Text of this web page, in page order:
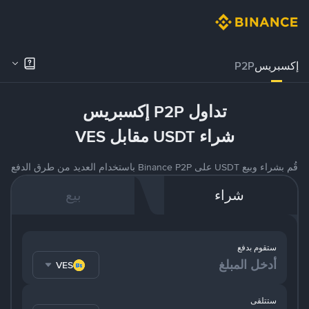
إكسبريسP2P
تداول P2P إكسبريس
شراء USDT مقابل VES
قُم بشراء وبيع USDT على Binance P2P باستخدام العديد من طرق الدفع
شراء بيع
ستقوم بدفع
VES
ستتلقى